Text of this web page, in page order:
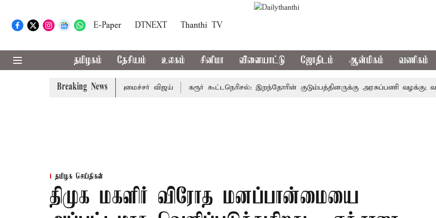
E-Paper DTNEXT Thanthi TV
தமிழகம் தேசியம் உலகம் சினிமா விளையாட்டு ஜோதிடம் ஆன்மிகம் வணிகம்
Breaking News
பாதிக்கும்: முதல்-அமைச்சர் விஜய் கரூர் கூட்டநெரிசல்: இறந்தோரின் குடும்பத்தினருக்கு அரசுப்பணி வழக்கு; வரும்
தமிழக செய்திகள்
திமுக மகளிர் விரோத மனப்பான்மையை